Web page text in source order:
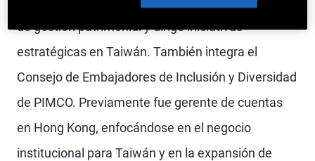
de gestión patrimonial y dirige iniciativas
estratégicas en Taiwán. También integra el
Consejo de Embajadores de Inclusión y Diversidad
de PIMCO. Previamente fue gerente de cuentas
en Hong Kong, enfocándose en el negocio
institucional para Taiwán y en la expansión de